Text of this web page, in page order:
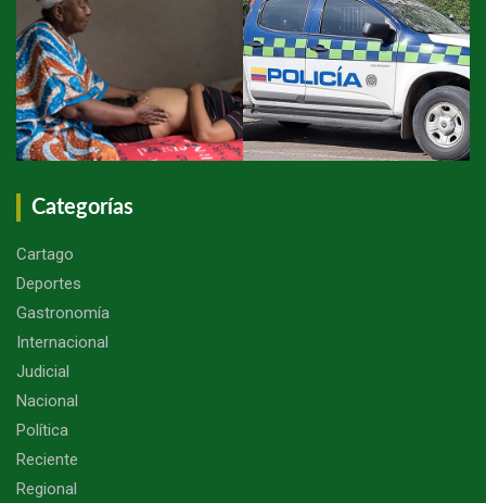
Categorías
Cartago
Deportes
Gastronomía
Internacional
Judicial
Nacional
Política
Reciente
Regional